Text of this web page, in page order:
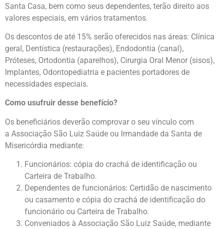
Santa Casa, bem como seus dependentes, terão direito aos
valores especiais, em vários tratamentos.
Os descontos de até 15% serão oferecidos nas áreas: Clínica
geral, Dentística (restaurações), Endodontia (canal),
Próteses, Ortodontia (aparelhos), Cirurgia Oral Menor (sisos),
Implantes, Odontopediatria e pacientes portadores de
necessidades especiais.
Como usufruir desse benefício?
Os beneficiários deverão comprovar o seu vínculo com
a Associação São Luiz Saúde ou Irmandade da Santa de
Misericórdia mediante:
Funcionários: cópia do crachá de identificação ou
Carteira de Trabalho.
Dependentes de funcionários: Certidão de nascimento
ou casamento e cópia do crachá de identificação do
funcionário ou Carteira de Trabalho.
Conveniados à Associação São Luiz Saúde, mediante